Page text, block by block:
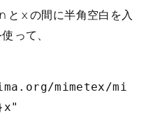
と x の間に半角空白を入
って、
mimetex/mi